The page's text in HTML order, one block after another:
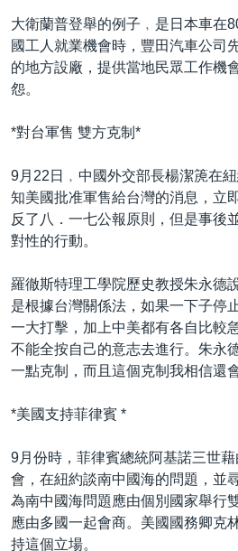
大衛蘭普登舉的例子﹐是日本車在
國工人就業機會時，豐田汽車公司
的地方設廠，提供當地民眾工作機
怨。
*對台軍售 雙方克制*
9月22日﹐中國外交部長楊潔箎在
知美國批准軍售給台灣的消息，立
反了八．一七公報原則，但是事後
對性的行動。
羅徹斯特理工學院歷史教授朱永德
是根據台灣關係法，如果一下子停
一大打擊，加上中美都有各自比較
不能全按自己的意志去進行。朱永
一點克制，而且這個克制我相信還
*美國支持菲律賓 *
9月份時，菲律賓總統阿基諾三世
會，在紐約談南中國海的問題，並
為南中國海問題應由個別國家舉行
應由多國一起會商。美國國務卿克
持這個立場。